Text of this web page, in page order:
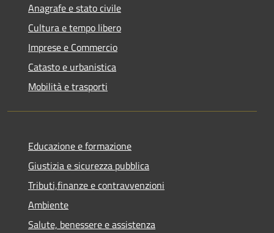
Anagrafe e stato civile
Cultura e tempo libero
Imprese e Commercio
Catasto e urbanistica
Mobilità e trasporti
Educazione e formazione
Giustizia e sicurezza pubblica
Tributi,finanze e contravvenzioni
Ambiente
Salute, benessere e assistenza